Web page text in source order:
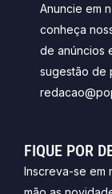
Anuncie em
conheça
de anúncios
sugestão de
FIQUE POR
Inscreva-se em